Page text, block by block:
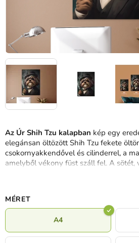
Az Úr Shih Tzu kalapban kép egy
elegánsan öltözött Shih Tzu fekete
csokornyakkendővel és cilinderrel, a
amelyből vékony füst száll fel. A sötét,
kiemeli az arisztokratikus hangulatot,
és az állatfigura párosa különleges
stílusú terekbe – főként azoknak, akik
és a nem mindennapi művészetet
kisugárzás
könnyed játékosság
MÉRET
A4